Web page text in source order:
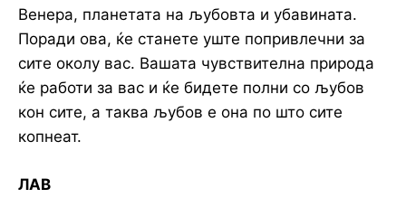
Венера, планетата на љубовта и убавината.
Поради ова, ќе станете уште попривлечни за
сите околу вас. Вашата чувствителна природа
ќе работи за вас и ќе бидете полни со љубов
кон сите, а таква љубов е она по што сите
копнеат.
ЛАВ